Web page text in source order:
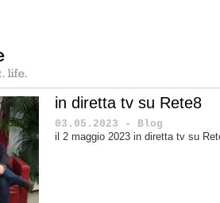
in diretta tv su Rete8
03.05.2023 - Blog
il 2 maggio 2023 in diretta tv su